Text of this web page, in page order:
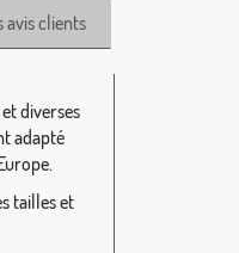
avis clients
diverses
adapté
tailles et